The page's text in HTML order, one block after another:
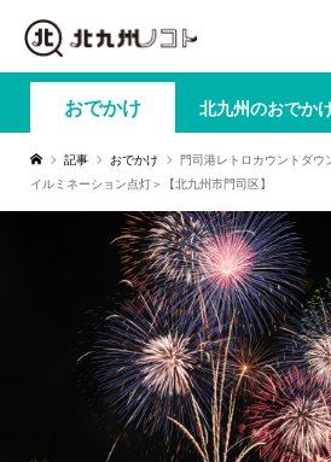
おでかけ 北九州のおでか
記事 おでかけ
門司港レトロカウントダ
イルミネーション点灯＞【北九州市門司区】